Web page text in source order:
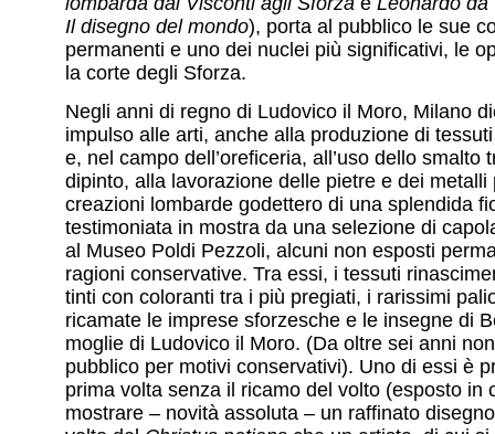
Il disegno del mondo), porta al pubblico le sue
permanenti e uno dei nuclei più significativi, le
la corte degli Sforza.
Negli anni di regno di Ludovico il Moro, Milano
impulso alle arti, anche alla produzione di
e, nel campo dell’oreficeria, all’uso dello smalto
dipinto, alla lavorazione delle pietre e dei metalli
creazioni lombarde godettero di una splendida
testimoniata in mostra da una selezione di
al Museo Poldi Pezzoli, alcuni non esposti
ragioni conservative. Tra essi, i tessuti
tinti con coloranti tra i più pregiati, i rarissimi
ricamate le imprese sforzesche e le insegne di
moglie di Ludovico il Moro. (Da oltre sei anni
pubblico per motivi conservativi). Uno di essi è
prima volta senza il ricamo del volto (esposto in
mostrare – novità assoluta – un raffinato